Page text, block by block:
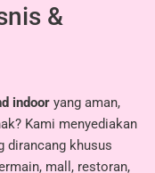
&
indoor yang aman,
Kami menyediakan
dirancang khusus
mall, restoran,